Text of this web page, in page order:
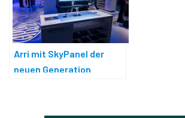
Arri mit SkyPanel der
neuen Generation